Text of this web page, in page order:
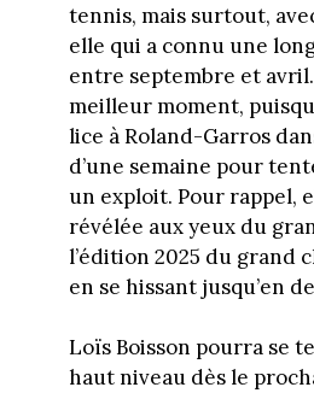
tennis, mais surtout,
elle qui a connu une
entre septembre et
meilleur moment,
lice à Roland-Garros
d’une semaine pour
un exploit. Pour rappel,
révélée aux yeux du
l’édition 2025 du grand
en se hissant jusqu’en
Loïs Boisson pourra se
haut niveau dès le